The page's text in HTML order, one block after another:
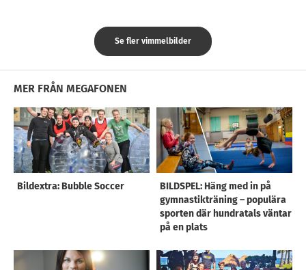
Se fler vimmelbilder
MER FRÅN MEGAFONEN
Bildextra: Bubble Soccer
BILDSPEL: Häng med in på
gymnastikträning – populära
sporten där hundratals väntar
på en plats